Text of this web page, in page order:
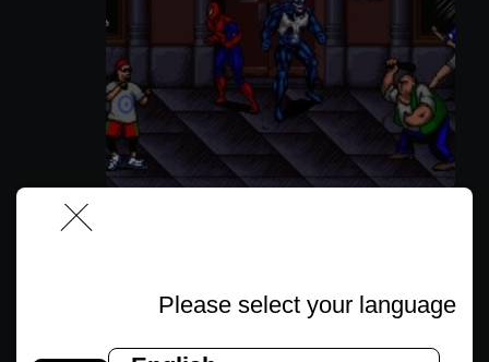
Please select your language